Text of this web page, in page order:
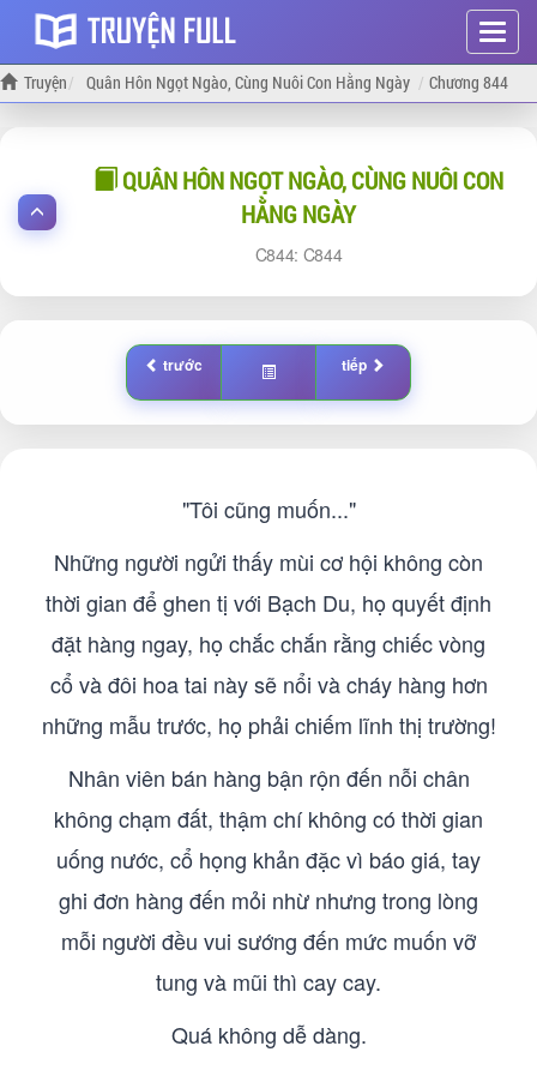
Hiện
menu
Truyện Quân Hôn Ngọt Ngào, Cùng Nuôi Con Hằng Ngày Chương 844
QUÂN HÔN NGỌT NGÀO, CÙNG NUÔI CON
HẰNG NGÀY
844: 844
trước tiếp
"Tôi cũng muốn..."
Những người ngửi thấy mùi cơ hội không còn
thời gian để ghen tị với Bạch Du, họ quyết định
đặt hàng ngay, họ chắc chắn rằng chiếc vòng
cổ và đôi hoa tai này sẽ nổi và cháy hàng hơn
những mẫu trước, họ phải chiếm lĩnh thị trường!
Nhân viên bán hàng bận rộn đến nỗi chân
không chạm đất, thậm chí không có thời gian
uống nước, cổ họng khản đặc vì báo giá, tay
ghi đơn hàng đến mỏi nhừ nhưng trong lòng
mỗi người đều vui sướng đến mức muốn vỡ
tung và mũi thì cay cay.
Quá không dễ dàng.